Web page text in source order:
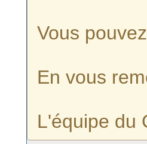
Vous
En vous
L'équipe du